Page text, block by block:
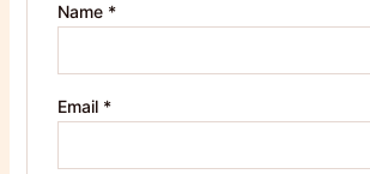
Name *
Email *